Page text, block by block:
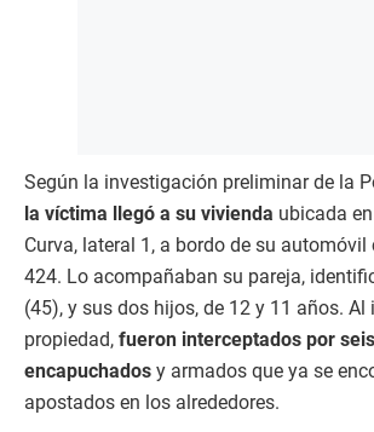
Según la investigación preliminar de la
la víctima llegó a su vivienda ubicada
Curva, lateral 1, a bordo de su automóvil
424. Lo acompañaban su pareja,
(45), y sus dos hijos, de 12 y 11 años. Al
propiedad, fueron interceptados por
encapuchados y armados que ya se
apostados en los alrededores.